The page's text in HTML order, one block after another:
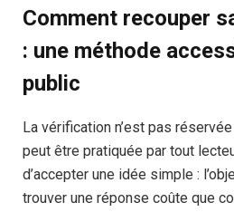
Comment recouper
: une méthode
public
La vérification n’est pas
peut être pratiquée par tout
d’accepter une idée simple :
trouver une réponse coûte que